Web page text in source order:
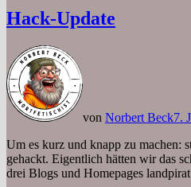
Hack-Update
von Norbert Beck7.
Um es kurz und knapp zu machen:
gehackt. Eigentlich hätten wir das
drei Blogs und Homepages